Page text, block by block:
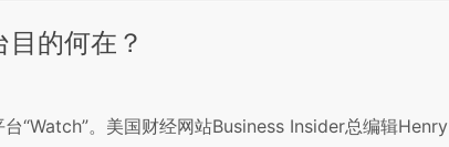
目的何在？
“Watch”。美国财经网站Business Insider总编辑Henry